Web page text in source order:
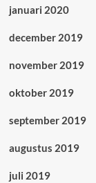
januari 2020
december 2019
november 2019
oktober 2019
september 2019
augustus 2019
juli 2019